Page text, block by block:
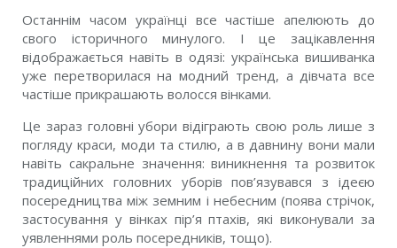
Останнім часом українці все частіше апелюють до
свого історичного минулого. І це зацікавлення
відображається навіть в одязі: українська вишиванка
уже перетворилася на модний тренд, а дівчата все
частіше прикрашають волосся вінками.
Це зараз головні убори відіграють свою роль лише з
погляду краси, моди та стилю, а в давнину вони мали
навіть сакральне значення: виникнення та розвиток
традиційних головних уборів пов’язувався з ідеєю
посередництва між земним і небесним (поява стрічок,
застосування у вінках пір’я птахів, які виконували за
уявленнями роль посередників, тощо).